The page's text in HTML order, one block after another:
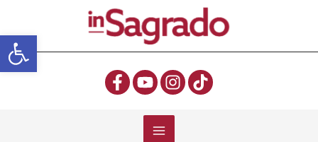
Abrir barra de herramientas
contenido